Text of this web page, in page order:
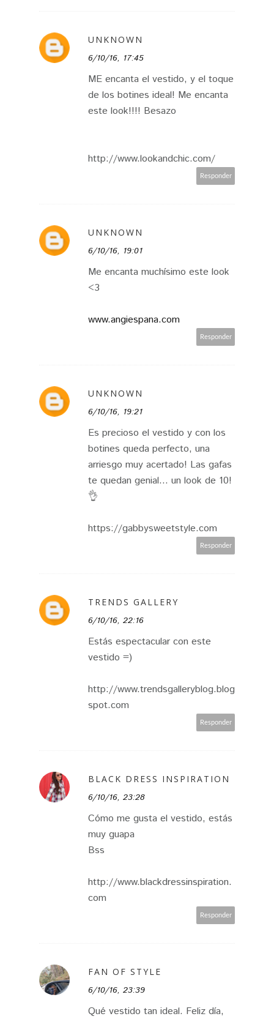
UNKNOWN
6/10/16, 17:45
ME encanta el vestido, y el toque
de los botines ideal! Me encanta
este look!!!! Besazo
http://www.lookandchic.com/
Responder
UNKNOWN
6/10/16, 19:01
Me encanta muchísimo este look
<3
www.angiespana.com
Responder
UNKNOWN
6/10/16, 19:21
Es precioso el vestido y con los
botines queda perfecto, una
arriesgo muy acertado! Las gafas
te quedan genial... un look de 10!
👌
https://gabbysweetstyle.com
Responder
TRENDS GALLERY
6/10/16, 22:16
Estás espectacular con este
vestido =)
http://www.trendsgalleryblog.blog
spot.com
Responder
BLACK DRESS INSPIRATION
6/10/16, 23:28
Cómo me gusta el vestido, estás
muy guapa
Bss
http://www.blackdressinspiration.
com
Responder
FAN OF STYLE
6/10/16, 23:39
Qué vestido tan ideal. Feliz día,